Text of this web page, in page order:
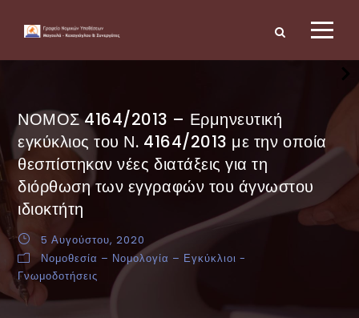
ΝΟΜΟΣ 4164/2013 – Ερμηνευτική
εγκύκλιος του Ν. 4164/2013 με την οποία
θεσπίστηκαν νέες διατάξεις για τη
διόρθωση των εγγραφών του άγνωστου
ιδιοκτήτη
5 Αυγούστου, 2020
Νομοθεσία – Νομολογία – Εγκύκλιοι -
Γνωμοδοτήσεις